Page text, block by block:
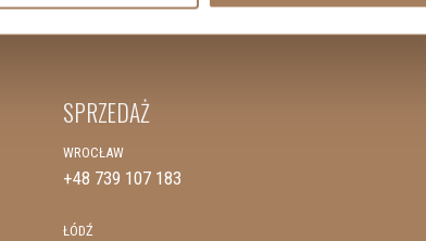
SPRZEDAŻ
WROCŁAW
+48 739 107 183
ŁÓDŹ